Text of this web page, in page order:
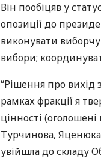
Він пообіцяв у
опозиції до
виконувати
вибори;
“Рішення про вихід
рамках фракції я
цінності
Турчинова,
увійшла до складу